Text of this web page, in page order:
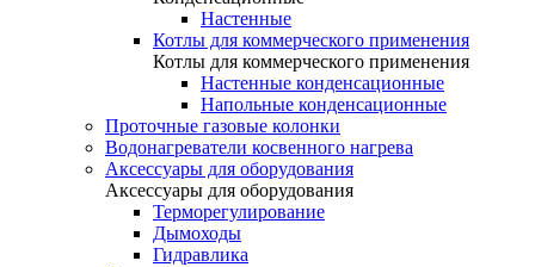
Настенные
Котлы для коммерческого применения
Котлы для коммерческого применения
Настенные конденсационные
Напольные конденсационные
Проточные газовые колонки
Водонагреватели косвенного нагрева
Аксессуары для оборудования
Аксессуары для оборудования
Терморегулирование
Дымоходы
Гидравлика